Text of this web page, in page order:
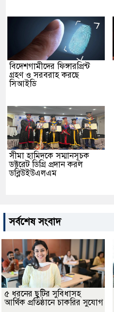
বিদেশগামীদের ফিঙ্গারপ্রিন্ট
গ্রহণ ও সরবরাহ করছে
সিআইডি
সীমা হামিদকে সম্মানসূচক
ডক্টরেট ডিগ্রি প্রদান করল
ডব্লিউইউএলএম
সর্বশেষ সংবাদ
৫ ধরনের ছুটির সুবিধাসহ
আর্থিক প্রতিষ্ঠানে চাকরির সুযোগ